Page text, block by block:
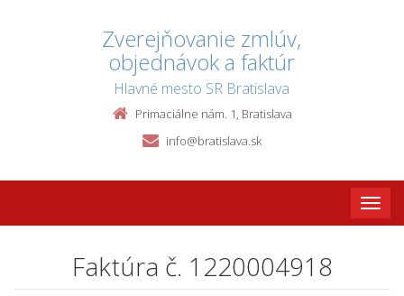
Zverejňovanie zmlúv,
objednávok a faktúr
Hlavné mesto SR Bratislava
Primaciálne nám. 1, Bratislava
info@bratislava.sk
Toggle
Faktúra č. 1220004918